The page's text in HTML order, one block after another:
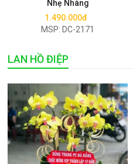
Nhẹ Nhàng
1.490.000đ
MSP: DC-2171
LAN HỒ ĐIỆP